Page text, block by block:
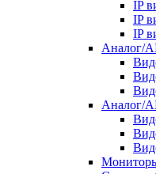
IP
IP
IP
Аналог/
Аналог/